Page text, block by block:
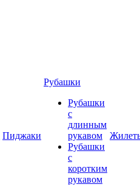
Пиджаки
Рубашки
Рубашки
с
длинным
рукавом
Рубашки
с
коротким
рукавом